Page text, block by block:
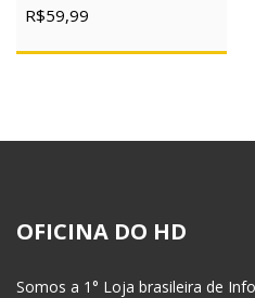
R$59,99
OFICINA DO HD
Somos a 1° Loja brasileira de